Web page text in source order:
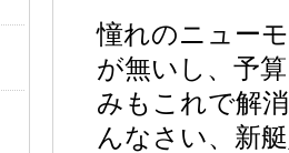
憧れのニュー
が無いし、予
みもこれで解
んなさい、新